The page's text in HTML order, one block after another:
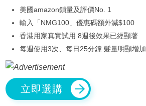
美國amazon鎖量及評價No. 1
輸入「NMG100」優惠碼額外減$100
香港用家真實試用 8週後效果已經顯著
每週使用3次、每日25分鐘 髮量明顯增加
立即選購